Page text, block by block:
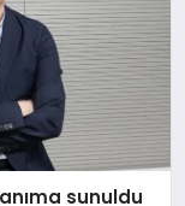
sunuldu